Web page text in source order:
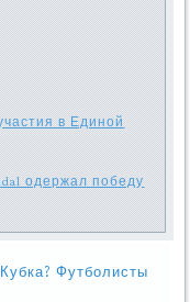
в Единой
одержал победу
Футболисты